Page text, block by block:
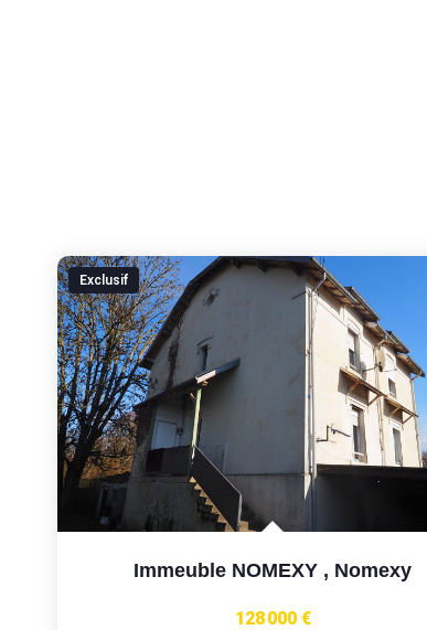
Exclusif
Immeuble NOMEXY , Nomexy
128 000 €